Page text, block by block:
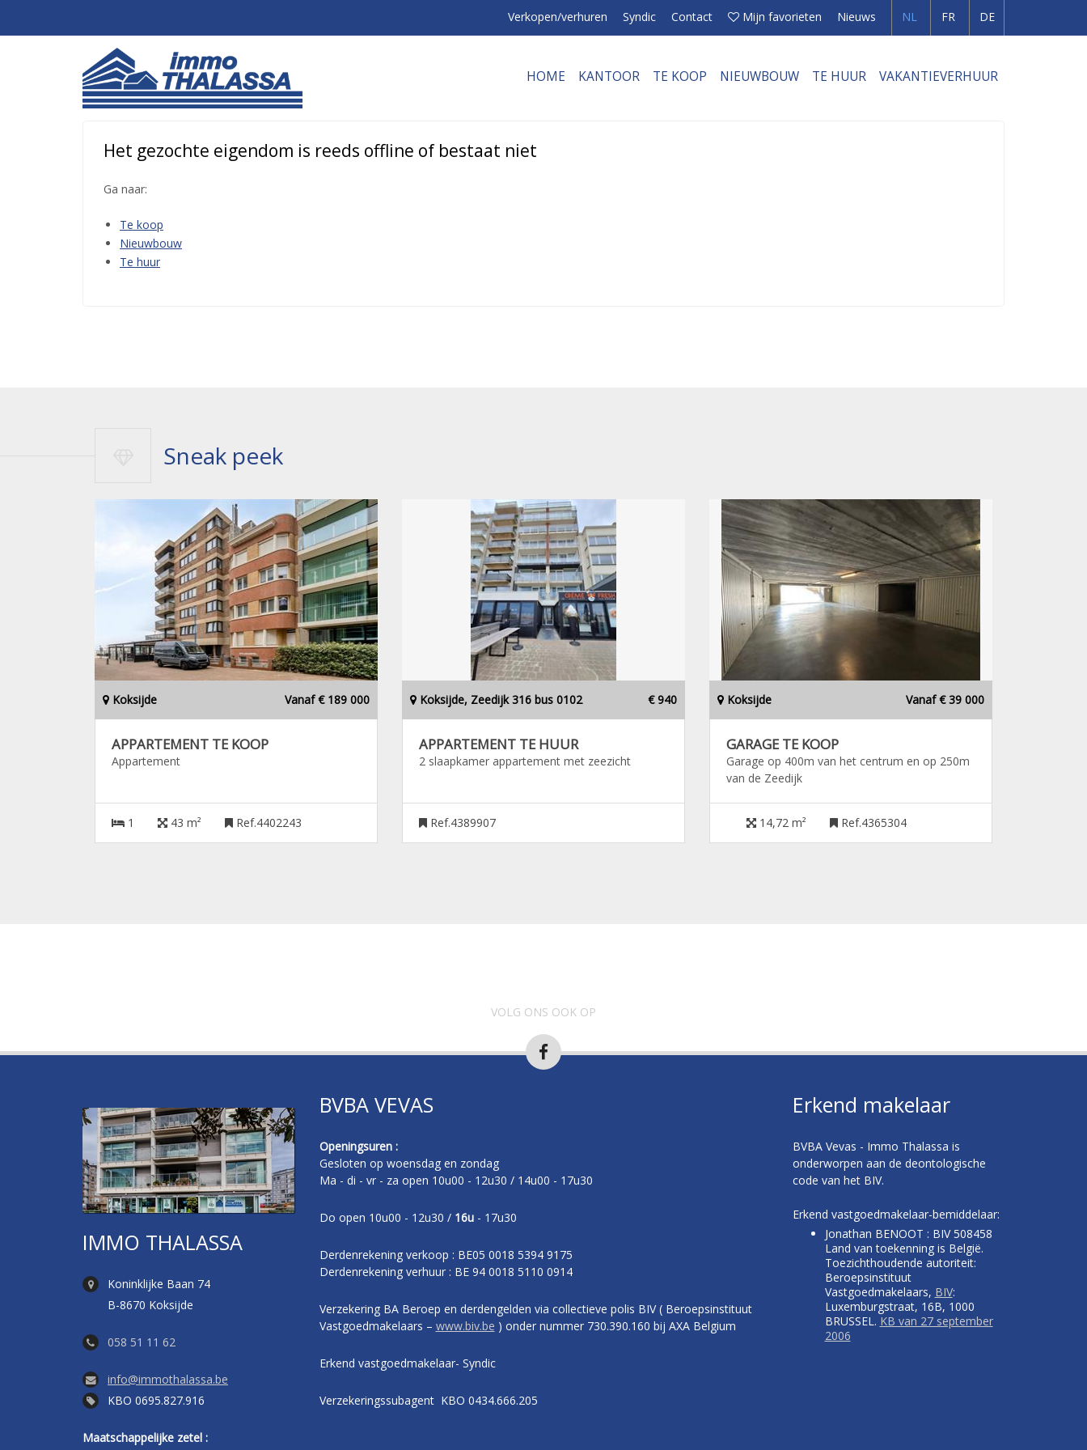
Verkopen/verhuren Syndic Contact Mijn favorieten Nieuws NL FR DE
HOME KANTOOR TE KOOP NIEUWBOUW TE HUUR VAKANTIEVERHUUR
Het gezochte eigendom is reeds offline of bestaat niet
Ga naar:
Te koop
Nieuwbouw
Te huur
Sneak peek
Koksijde Vanaf € 189 000
APPARTEMENT TE KOOP
Appartement
1 43 m² Ref.4402243
Koksijde, Zeedijk 316 bus 0102 € 940
APPARTEMENT TE HUUR
2 slaapkamer appartement met zeezicht
Ref.4389907
Koksijde Vanaf € 39 000
GARAGE TE KOOP
Garage op 400m van het centrum en op 250m
van de Zeedijk
14,72 m² Ref.4365304
VOLG ONS OOK OP
IMMO THALASSA
Koninklijke Baan 74
B-8670 Koksijde
058 51 11 62
info@immothalassa.be
KBO 0695.827.916
Maatschappelijke zetel :
BVBA VEVAS
Openingsuren :
Gesloten op woensdag en zondag
Ma - di - vr - za open 10u00 - 12u30 / 14u00 - 17u30
Do open 10u00 - 12u30 / 16u - 17u30
Derdenrekening verkoop : BE05 0018 5394 9175
Derdenrekening verhuur : BE 94 0018 5110 0914
Verzekering BA Beroep en derdengelden via collectieve polis BIV ( Beroepsinstituut
Vastgoedmakelaars – www.biv.be ) onder nummer 730.390.160 bij AXA Belgium
Erkend vastgoedmakelaar- Syndic
Verzekeringssubagent KBO 0434.666.205
Erkend makelaar
BVBA Vevas - Immo Thalassa is
onderworpen aan de deontologische
code van het BIV.
Erkend vastgoedmakelaar-bemiddelaar:
Jonathan BENOOT : BIV 508458
Land van toekenning is België.
Toezichthoudende autoriteit:
Beroepsinstituut
Vastgoedmakelaars, BIV:
Luxemburgstraat, 16B, 1000
BRUSSEL. KB van 27 september
2006